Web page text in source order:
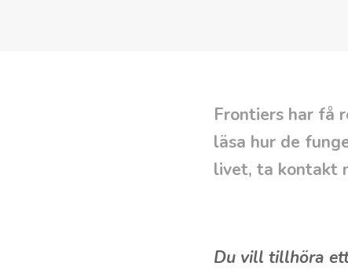
Frontiers har få
läsa hur de
livet, ta kontakt
Du vill tillhöra